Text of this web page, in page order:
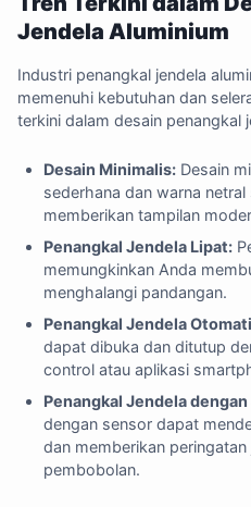
Jendela Aluminium
Industri penangkal jendela
memenuhi kebutuhan dan
terkini dalam desain penangkal
Desain Minimalis: Desain
sederhana dan warna
memberikan tampilan
Penangkal Jendela Lipat:
memungkinkan Anda
menghalangi pandangan.
Penangkal Jendela
dapat dibuka dan ditutup
control atau aplikasi
Penangkal Jendela
dengan sensor dapat
dan memberikan
pembobolan.